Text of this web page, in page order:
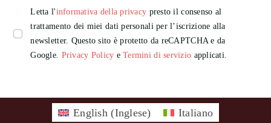
Letta l'informativa della privacy presto il consenso al
trattamento dei miei dati personali per l’iscrizione alla
newsletter. Questo sito è protetto da reCAPTCHA e da
Google. Privacy Policy eTermini di servizio applicati.
English (Inglese) Italiano